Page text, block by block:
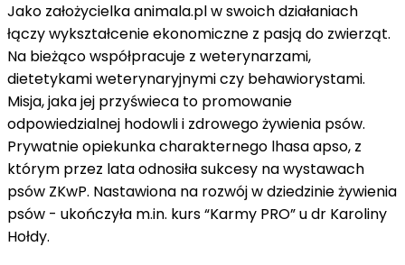
Jako założycielka animala.pl w swoich działaniach
łączy wykształcenie ekonomiczne z pasją do zwierząt.
Na bieżąco współpracuje z weterynarzami,
dietetykami weterynaryjnymi czy behawiorystami.
Misja, jaka jej przyświeca to promowanie
odpowiedzialnej hodowli i zdrowego żywienia psów.
Prywatnie opiekunka charakternego lhasa apso, z
którym przez lata odnosiła sukcesy na wystawach
psów ZKwP. Nastawiona na rozwój w dziedzinie żywienia
psów - ukończyła m.in. kurs “Karmy PRO” u dr Karoliny
Hołdy.